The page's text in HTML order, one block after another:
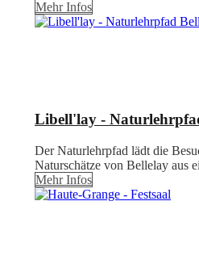
Mehr Infos
Libell'lay -
Der Naturlehrpfad lädt die
Naturschätze von Bellelay aus
Mehr Infos